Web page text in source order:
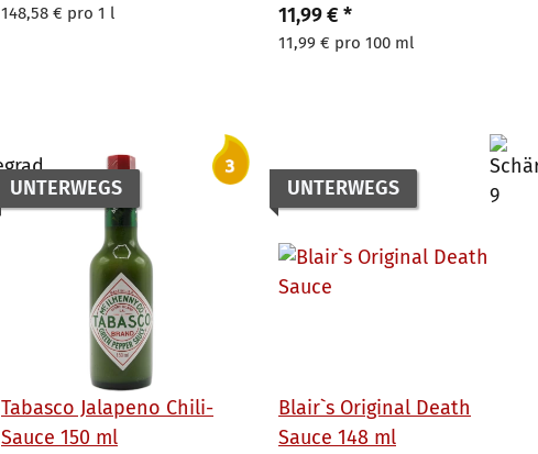
148,58 € pro 1 l 11,99 €*
11,99 € pro 100 ml
UNTERWEGS
Tabasco Jalapeno Chili-
Sauce 150 ml
UNTERWEGS
Blair`s Original Death
Sauce 148 ml